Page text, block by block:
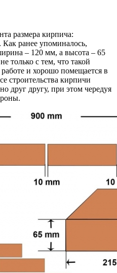
размера кирпича:
Как ранее упоминалось,
– 120 мм, а высота – 65
только с тем, что такой
и хорошо помещается в
строительства кирпичи
друг другу, при этом чередуя